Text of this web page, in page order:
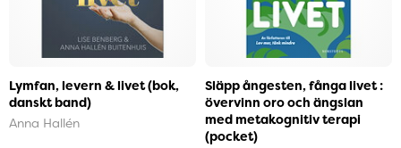
Lymfan, levern & livet (bok,
danskt band)
Anna Hallén
Släpp ångesten, fånga livet :
övervinn oro och ängslan
med metakognitiv terapi
(pocket)